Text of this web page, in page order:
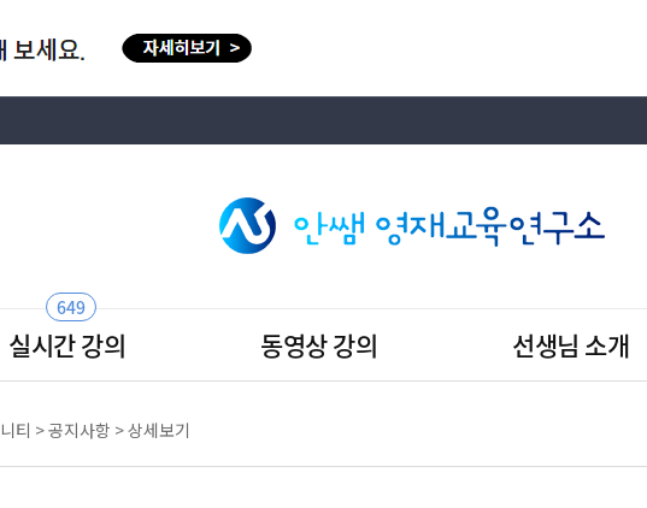
649
실시간 강의 동영상 강의 선생님 소개
티 >공지사항 > 상세보기